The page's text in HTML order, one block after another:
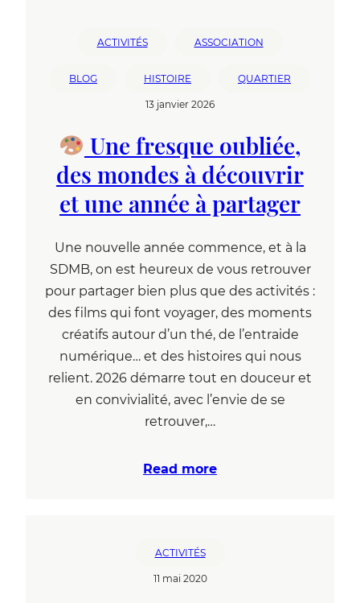
ACTIVITÉS ASSOCIATION
BLOG HISTOIRE QUARTIER
13 janvier 2026
Une fresque oubliée,
des mondes à découvrir
et une année à partager
Une nouvelle année commence, et à la
SDMB, on est heureux de vous retrouver
pour partager bien plus que des activités :
des films qui font voyager, des moments
créatifs autour d’un thé, de l’entraide
numérique… et des histoires qui nous
relient. 2026 démarre tout en douceur et
en convivialité, avec l’envie de se
retrouver,…
Read more
ACTIVITÉS
11 mai 2020